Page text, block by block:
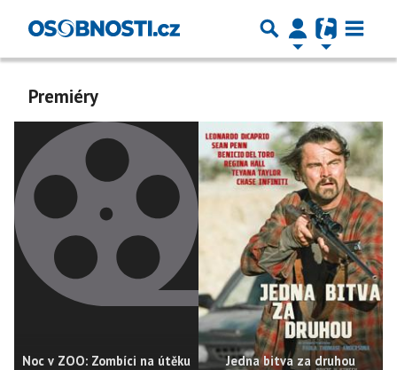
Premiéry
Noc v ZOO: Zombíci na útěku Jedna bitva za druhou